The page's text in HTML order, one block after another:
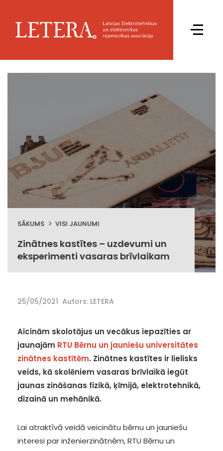
SĀKUMS VISI JAUNUMI
Zinātnes kastītes – uzdevumi un
eksperimenti vasaras brīvlaikam
25/05/2021 Autors: LETERA
Aicinām skolotājus un vecākus iepazīties ar
jaunajām RTU Bērnu un jauniešu universitātes
zinātnes kastītēm. Zinātnes kastītes ir lielisks
veids, kā skolēniem vasaras brīvlaikā iegūt
jaunas zināšanas fizikā, ķīmijā, elektrotehnikā,
dizainā un mehānikā.
Lai atraktīvā veidā veicinātu bērnu un jauniešu
interesi par inženierzinātnēm, RTU Bērnu un